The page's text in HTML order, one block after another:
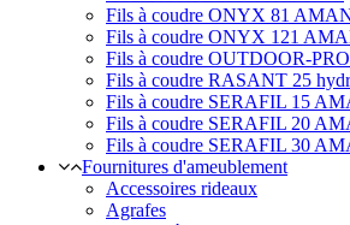
Fils à coudre ONYX 81
Fils à coudre ONYX 121
Fils à coudre OUTDOOR-
Fils à coudre RASANT 25
Fils à coudre SERAFIL 15
Fils à coudre SERAFIL 20
Fils à coudre SERAFIL 30
Fournitures d'ameublement
Accessoires rideaux
Agrafes